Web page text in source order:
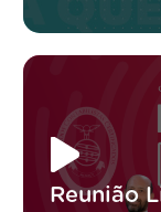
Reunião